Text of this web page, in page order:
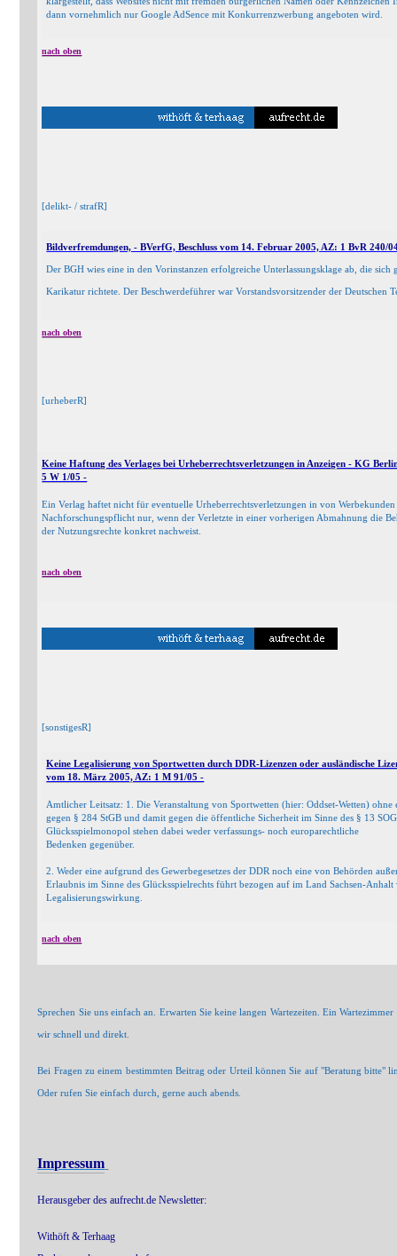
dann vornehmlich nur Google AdSence mit Konkurrenzwerbung angeboten wird.
nach oben
[delikt- / strafR]
Bildverfremdungen, - BVerfG, Beschluss vom 14. Februar 2005, AZ: 1 BvR 240/
Der BGH wies eine in den Vorinstanzen erfolgreiche Unterlassungsklage ab, die
Karikatur richtete. Der Beschwerdeführer war Vorstandsvorsitzender der Deutschen
nach oben
[urheberR]
Keine Haftung des Verlages bei Urheberrechtsverletzungen in Anzeigen - KG
5 W 1/05 -
Ein Verlag haftet nicht für eventuelle Urheberrechtsverletzungen in von
Nachforschungspflicht nur, wenn der Verletzte in einer vorherigen Abmahnung die
der Nutzungsrechte konkret nachweist.
nach oben
[sonstigesR]
Keine Legalisierung von Sportwetten durch DDR-Lizenzen oder ausländische
vom 18. März 2005, AZ: 1 M 91/05 -
Amtlicher Leitsatz: 1. Die Veranstaltung von Sportwetten (hier: Oddset-Wetten)
gegen § 284 StGB und damit gegen die öffentliche Sicherheit im Sinne des § 13
Glücksspielmonopol stehen dabei weder verfassungs- noch europarechtliche
Bedenken gegenüber.
2. Weder eine aufgrund des Gewerbegesetzes der DDR noch eine von Behörden
Erlaubnis im Sinne des Glücksspielrechts führt bezogen auf im Land Sachsen-Anhalt
Legalisierungswirkung.
nach oben
Sprechen Sie uns einfach an. Erwarten Sie keine langen Wartezeiten. Ein
wir schnell und direkt.
Bei Fragen zu einem bestimmten Beitrag oder Urteil können Sie auf "Beratung bitte"
Oder rufen Sie einfach durch, gerne auch abends.
Impressum
Herausgeber des aufrecht.de Newsletter:
Withöft & Terhaag